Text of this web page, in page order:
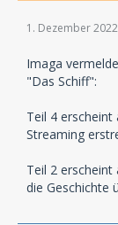
1. Dezember 2022
Imaga
"Das Schiff":
Teil 4 erscheint
Streaming
Teil 2 erscheint
die Geschichte